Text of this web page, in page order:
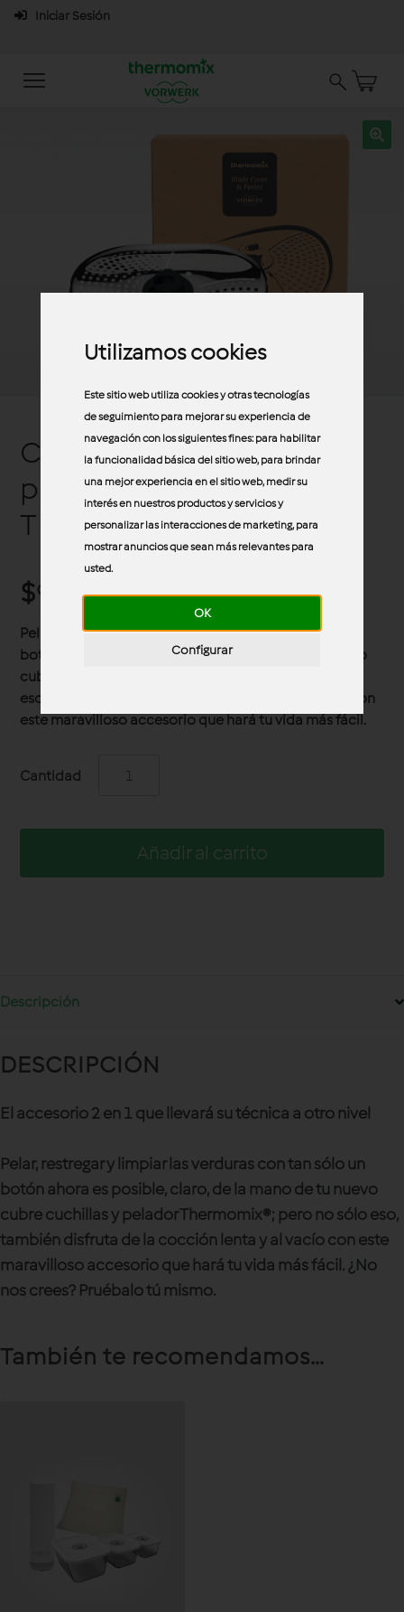
Utilizamos cookies
Este sitio web utiliza cookies y otras tecnologías
de seguimiento para mejorar su experiencia de
navegación con los siguientes fines:para habilitar
la funcionalidad básica del sitio web,para brindar
una mejor experiencia en el sitio web,medir su
interés en nuestros productos y servicios y
personalizar las interacciones de marketing,para
mostrar anuncios que sean más relevantes para
usted.
OK
Configurar
Iniciar Sesión
Cubre cuchillas y
pelador Thermomix®
TM6/TM7
$950.00
Pelar, restregar y limpiar las verduras con tan sólo un
botón ahora es posible, claro, de la mano de tu nuevo
cubre cuchillas y pelador Thermomix®; pero no sólo
eso, también disfruta de la cocción lenta y al vacío con
este maravilloso accesorio que hará tu vida más fácil.
Cantidad
Añadir al carrito
Descripción
DESCRIPCIÓN
El accesorio 2 en 1 que llevará su técnica a otro nivel
Pelar, restregar y limpiar las verduras con tan sólo un
botón ahora es posible, claro, de la mano de tu nuevo
cubre cuchillas y pelador Thermomix®; pero no sólo eso,
también disfruta de la cocción lenta y al vacío con este
maravilloso accesorio que hará tu vida más fácil. ¿No
nos crees? Pruébalo tú mismo.
También te recomendamos…